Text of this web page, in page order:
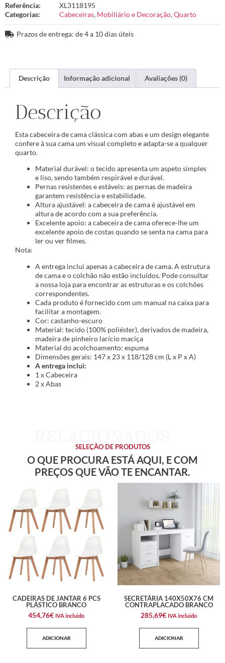
Referência:
XL3118195
Categorias:
Cabeceiras, Mobiliário e Decoração,Quarto
Prazos de entrega: de 4 a 10 dias úteis
Descrição Informação adicional Avaliações (0)
Descrição
Esta cabeceira de cama clássica com abas e um design elegante
confere à sua cama um visual completo e adapta-se a qualquer
quarto.
Material durável: o tecido apresenta um aspeto simples
e liso, sendo também respirável e durável.
Pernas resistentes e estáveis: as pernas de madeira
garantem resistência e estabilidade.
Altura ajustável: a cabeceira de cama é ajustável em
altura de acordo com a sua preferência.
Excelente apoio: a cabeceira de cama oferece-lhe um
excelente apoio de costas quando se senta na cama para
ler ou ver filmes.
Nota:
A entrega inclui apenas a cabeceira de cama. A estrutura
de cama e o colchão não estão incluídos. Pode consultar
a nossa loja para encontrar as estruturas e os colchões
correspondentes.
Cada produto é fornecido com um manual na caixa para
facilitar a montagem.
Cor: castanho-escuro
Material: tecido (100% poliéster), derivados de madeira,
madeira de pinheiro larício maciça
Material do acolchoamento: espuma
Dimensões gerais: 147 x 23 x 118/128 cm (L x P x A)
A entrega inclui:
1 x Cabeceira
2 x Abas
SELEÇÃO DE PRODUTOS
O QUE PROCURA ESTÁ AQUI, E COM
PREÇOS QUE VÃO TE ENCANTAR.
CADEIRAS DE JANTAR 6 PCS
PLÁSTICO BRANCO
454,76€ IVA incluido
ADICIONAR
SECRETÁRIA 140X50X76 CM
CONTRAPLACADO BRANCO
285,69€ IVA incluido
ADICIONAR